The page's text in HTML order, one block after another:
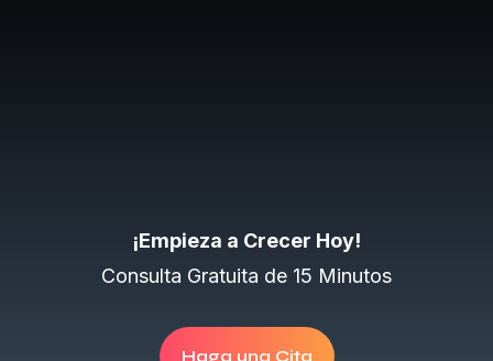
¡Empieza a Crecer Hoy!
Consulta Gratuita de 15 Minutos
Haga una Cita